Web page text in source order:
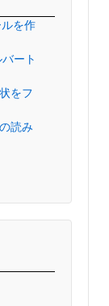
を作
ート
をフ
読み